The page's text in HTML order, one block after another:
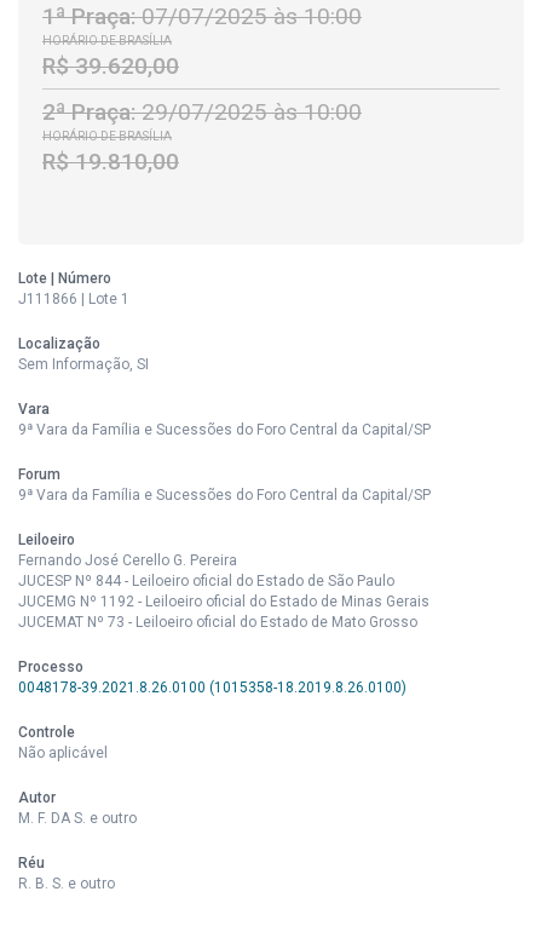
1ª Praça:07/07/2025 às 10:00
HORÁRIO DE BRASÍLIA
R$ 39.620,00
2ª Praça:29/07/2025 às 10:00
HORÁRIO DE BRASÍLIA
R$ 19.810,00
Lote | Número
J111866 | Lote 1
Localização
Sem Informação, SI
Vara
9ª Vara da Família e Sucessões do Foro Central da Capital/SP
Forum
9ª Vara da Família e Sucessões do Foro Central da Capital/SP
Leiloeiro
Fernando José Cerello G. Pereira
JUCESP Nº 844 - Leiloeiro oficial do Estado de São Paulo
JUCEMG Nº 1192 - Leiloeiro oficial do Estado de Minas Gerais
JUCEMAT Nº 73 - Leiloeiro oficial do Estado de Mato Grosso
Processo
0048178-39.2021.8.26.0100 (1015358-18.2019.8.26.0100)
Controle
Não aplicável
Autor
M. F. DA S. e outro
Réu
R. B. S. e outro